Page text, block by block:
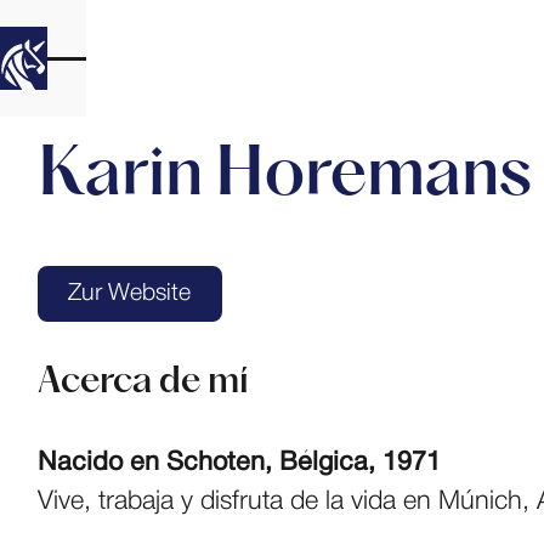
Karin Horemans
Zur Website
Zur Website
Acerca de mí
Nacido en Schoten, Bélgica, 1971
Vive, trabaja y disfruta de la vida en Múnich,